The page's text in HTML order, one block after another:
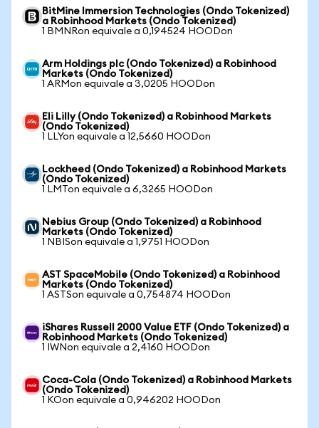
BitMine Immersion Technologies (Ondo Tokenized)
a Robinhood Markets (Ondo Tokenized)
1 BMNRon equivale a 0,194524 HOODon
Arm Holdings plc (Ondo Tokenized) a Robinhood
Markets (Ondo Tokenized)
1 ARMon equivale a 3,0205 HOODon
Eli Lilly (Ondo Tokenized) a Robinhood Markets
(Ondo Tokenized)
1 LLYon equivale a 12,5660 HOODon
Lockheed (Ondo Tokenized) a Robinhood Markets
(Ondo Tokenized)
1 LMTon equivale a 6,3265 HOODon
Nebius Group (Ondo Tokenized) a Robinhood
Markets (Ondo Tokenized)
1 NBISon equivale a 1,9751 HOODon
AST SpaceMobile (Ondo Tokenized) a Robinhood
Markets (Ondo Tokenized)
1 ASTSon equivale a 0,754874 HOODon
iShares Russell 2000 Value ETF (Ondo Tokenized) a
Robinhood Markets (Ondo Tokenized)
1 IWNon equivale a 2,4160 HOODon
Coca-Cola (Ondo Tokenized) a Robinhood Markets
(Ondo Tokenized)
1 KOon equivale a 0,946202 HOODon